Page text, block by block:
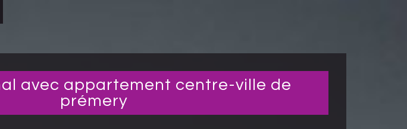
prémery